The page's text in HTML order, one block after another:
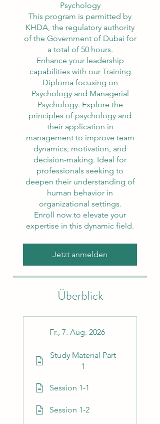
Psychology
This program is permitted by
KHDA, the regulatory authority
of the Government of Dubai for
a total of 50 hours.
Enhance your leadership
capabilities with our Training
Diploma focusing on
Psychology and Managerial
Psychology. Explore the
principles of psychology and
their application in
management to improve team
dynamics, motivation, and
decision-making. Ideal for
professionals seeking to
deepen their understanding of
human behavior in
organizational settings.
Enroll now to elevate your
expertise in this dynamic field.
Jetzt anmelden
Überblick
Fr., 7. Aug. 2026
Study Material Part
1
Session 1-1
Session 1-2